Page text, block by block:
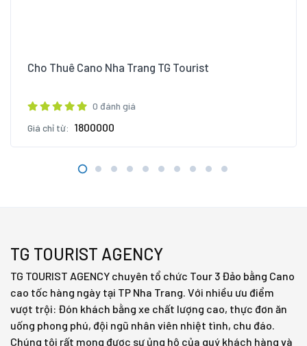
Cho Thuê Cano Nha Trang TG Tourist
0 đánh giá
Giá chỉ từ: 1800000
TG TOURIST AGENCY
TG TOURIST AGENCY chuyên tổ chức Tour 3 Đảo bằng Cano
cao tốc hàng ngày tại TP Nha Trang. Với nhiều ưu điểm
vượt trội: Đón khách bằng xe chất lượng cao, thực đơn ăn
uống phong phú, đội ngũ nhân viên nhiệt tình, chu đáo.
Chúng tôi rất mong được sự ủng hộ của quý khách hàng và